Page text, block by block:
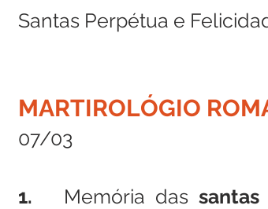
Santas Perpétua e
MARTIROLÓGIO
07/03
1. Memória das